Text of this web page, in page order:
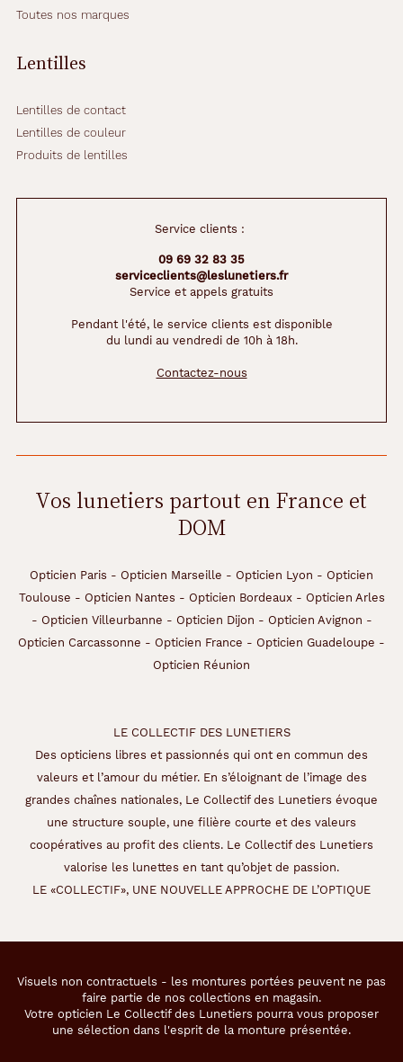
Toutes nos marques
Lentilles
Lentilles de contact
Lentilles de couleur
Produits de lentilles
Service clients :
09 69 32 83 35
serviceclients@leslunetiers.fr
Service et appels gratuits
Pendant l'été, le service clients est disponible
du lundi au vendredi de 10h à 18h.
Contactez-nous
Vos lunetiers partout en France et
DOM
Opticien Paris - Opticien Marseille - Opticien Lyon - Opticien
Toulouse - Opticien Nantes - Opticien Bordeaux- Opticien Arles
- Opticien Villeurbanne - Opticien Dijon - Opticien Avignon -
Opticien Carcassonne - Opticien France - Opticien Guadeloupe -
Opticien Réunion
LE COLLECTIF DES LUNETIERS
Des opticiens libres et passionnés qui ont en commun des
valeurs et l’amour du métier. En s’éloignant de l’image des
grandes chaînes nationales, Le Collectif des Lunetiers évoque
une structure souple, une filière courte et des valeurs
coopératives au profit des clients. Le Collectif des Lunetiers
valorise les lunettes en tant qu’objet de passion.
LE «COLLECTIF», UNE NOUVELLE APPROCHE DE L’OPTIQUE
Visuels non contractuels - les montures portées peuvent ne pas
faire partie de nos collections en magasin.
Votre opticien Le Collectif des Lunetiers pourra vous proposer
une sélection dans l'esprit de la monture présentée.